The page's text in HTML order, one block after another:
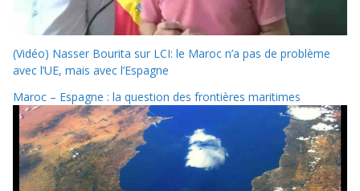
(Vidéo) Nasser Bourita sur LCI: le Maroc n’a pas de problème
avec l’UE, mais avec l’Espagne
Maroc – Espagne : la question des frontières maritimes